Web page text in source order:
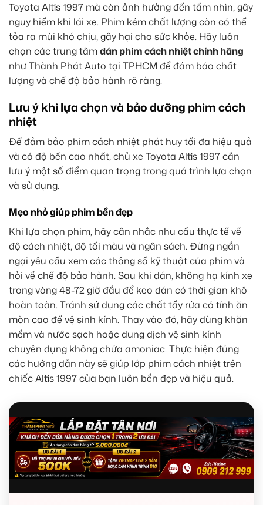
Toyota Altis 1997 mà còn ảnh hưởng đến tầm nhìn, gây
nguy hiểm khi lái xe. Phim kém chất lượng còn có thể
tỏa ra mùi khó chịu, gây hại cho sức khỏe. Hãy luôn
chọn các trung tâmdán phim cách nhiệt chính hãng
như Thành Phát Auto tại TPHCM để đảm bảo chất
lượng và chế độ bảo hành rõ ràng.
Lưu ý khi lựa chọn và bảo dưỡng phim cách
nhiệt
Để đảm bảo phim cách nhiệt phát huy tối đa hiệu quả
và có độ bền cao nhất, chủ xe Toyota Altis 1997 cần
lưu ý một số điểm quan trọng trong quá trình lựa chọn
và sử dụng.
Mẹo nhỏ giúp phim bền đẹp
Khi lựa chọn phim, hãy cân nhắc nhu cầu thực tế về
độ cách nhiệt, độ tối màu và ngân sách. Đừng ngần
ngại yêu cầu xem các thông số kỹ thuật của phim và
hỏi về chế độ bảo hành. Sau khi dán, không hạ kính xe
trong vòng 48-72 giờ đầu để keo dán có thời gian khô
hoàn toàn. Tránh sử dụng các chất tẩy rửa có tính ăn
mòn cao để vệ sinh kính. Thay vào đó, hãy dùng khăn
mềm và nước sạch hoặc dung dịch vệ sinh kính
chuyên dụng không chứa amoniac. Thực hiện đúng
các hướng dẫn này sẽ giúp lớp phim cách nhiệt trên
chiếc Altis 1997 của bạn luôn bền đẹp và hiệu quả.